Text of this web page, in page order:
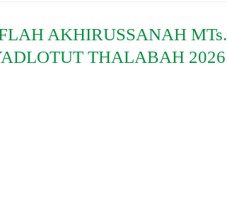
AKHIRUSSANAH MTs.
THALABAH 2026